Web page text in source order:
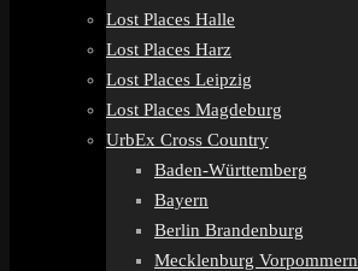
Lost Places Halle
Lost Places Harz
Lost Places Leipzig
Lost Places Magdeburg
UrbEx Cross Country
Baden-Württemberg
Bayern
Berlin Brandenburg
Mecklenburg Vorpommern